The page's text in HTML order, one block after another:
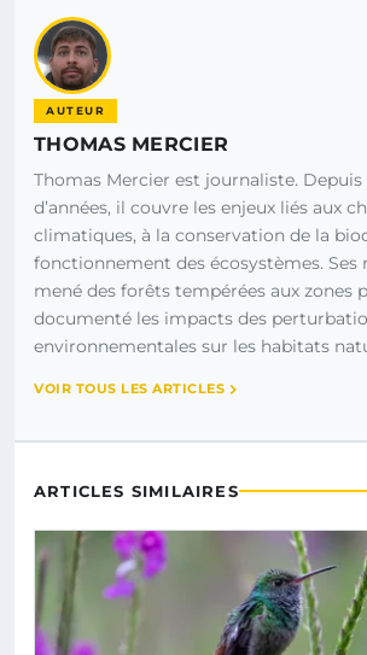
AUTEUR
THOMAS MERCIER
Thomas Mercier est journaliste.
d’années, il couvre les enjeux liés aux
climatiques, à la conservation de la
fonctionnement des écosystèmes. Ses
mené des forêts tempérées aux zones
documenté les impacts des
environnementales sur les habitats
VOIR TOUS LES ARTICLES
ARTICLES SIMILAIRES